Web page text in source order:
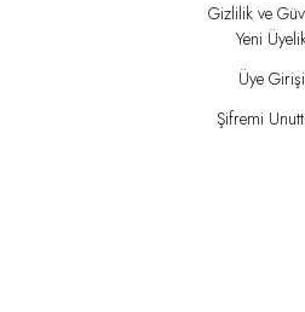
Gizlilik ve
Yeni
Üye Girişi
Şifremi